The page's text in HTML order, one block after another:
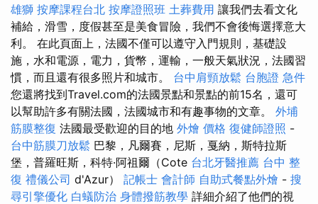
雄獅 按摩課程台北 按摩證照班 土葬費用 讓我們去看文化
補給，滑雪，度假甚至是美食冒險，我們不會後悔選擇意大
利。 在此頁面上，法國不僅可以遵守入門規則，基礎設
施，水和電源，電力，貨幣，運輸，一般天氣狀況，法國習
慣，而且還有很多照片和城市。 台中肩頸放鬆 台胞證 急件
您還將找到Travel.com的法國景點和景點的前15名，還可
以幫助許多有關法國，法國城市和有趣事物的文章。 外埔
筋膜整復 法國最受歡迎的目的地 外燴 價格 復健師證照 -
台中筋膜刀放鬆 巴黎，凡爾賽，尼斯，戛納，斯特拉斯
堡，普羅旺斯，科特·阿祖爾（Cote 台北牙醫推薦 台中 整
復 禮儀公司 d'Azur） 記帳士 會計師 自助式餐點外燴 - 搜
尋引擎優化 白蟻防治 身體撥筋教學 詳細介紹了他們的視